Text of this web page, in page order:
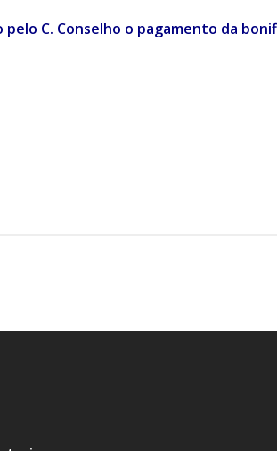
C. Conselho o pagamento da